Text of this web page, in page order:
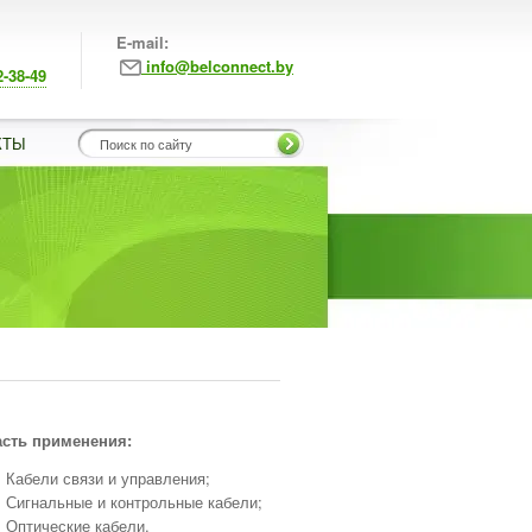
38-49
E-mail:
info@belconnect.by
применения:
Кабели связи и управления;
Сигнальные и контрольные кабели;
Оптические кабели.